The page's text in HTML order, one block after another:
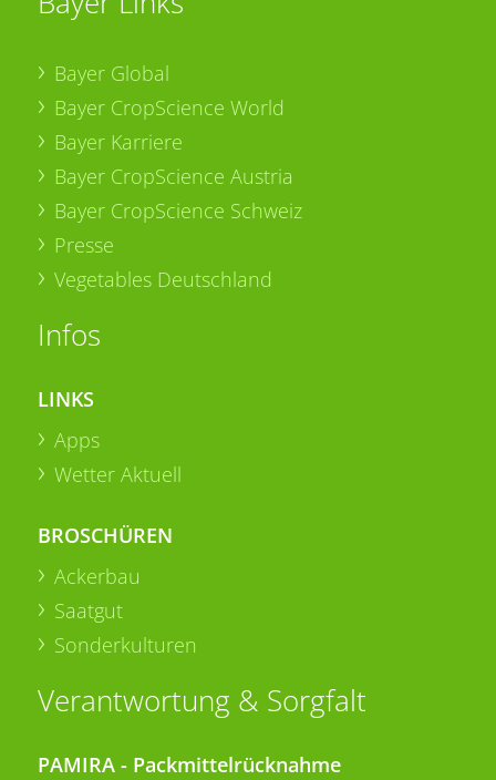
Bayer Global
Bayer CropScience World
Bayer Karriere
Bayer CropScience Austria
Bayer CropScience Schweiz
Presse
Vegetables Deutschland
Infos
LINKS
Apps
Wetter Aktuell
BROSCHÜREN
Ackerbau
Saatgut
Sonderkulturen
Verantwortung & Sorgfalt
PAMIRA - Packmittelrücknahme